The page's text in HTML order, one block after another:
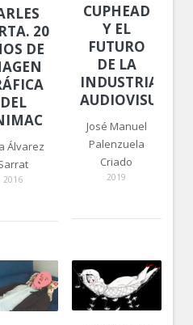
20
DE
DEL
Álvarez
2016
CUPHEAD
Y EL
FUTURO
DE LA
INDUSTRIA
AUDIOVISUAL
José Manuel
Palenzuela
Criado
2019